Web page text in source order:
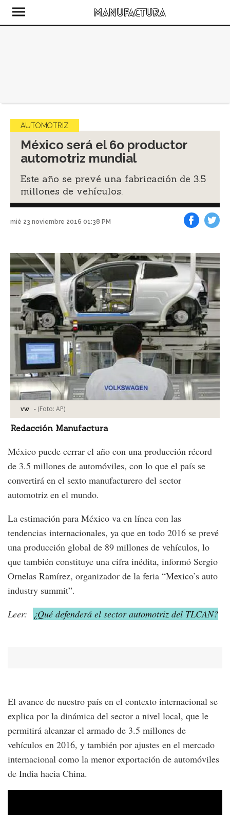
AUTOMOTRIZ
México será el 6o productor
automotriz mundial
Este año se prevé una fabricación de 3.5
millones de vehículos.
mié 23 noviembre 2016 01:38 PM
vw - (Foto: AP)
Redacción Manufactura
México puede cerrar el año con una producción récord
de 3.5 millones de automóviles, con lo que el país se
convertirá en el sexto manufacturero del sector
automotriz en el mundo.
La estimación para México va en línea con las
tendencias internacionales, ya que en todo 2016 se prevé
una producción global de 89 millones de vehículos, lo
que también constituye una cifra inédita, informó Sergio
Ornelas Ramírez, organizador de la feria “Mexico’s auto
industry summit”.
Leer:
¿Qué defenderá el sector automotriz del TLCAN?
El avance de nuestro país en el contexto internacional se
explica por la dinámica del sector a nivel local, que le
permitirá alcanzar el armado de 3.5 millones de
vehículos en 2016, y también por ajustes en el mercado
internacional como la menor exportación de automóviles
de India hacia China.